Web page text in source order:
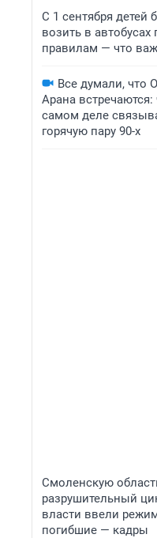
С 1 сентября детей
возить в
правилам — что
Все думали, что
Арана встречаются:
самом деле
горячую пару 90-х
Смоленскую
разрушительный
власти ввели
погибшие — кадры